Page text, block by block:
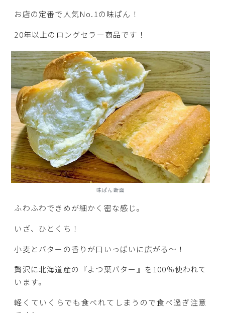
お店の定番で人気No.1の味ぱん！
20年以上のロングセラー商品です！
味ぱん断面
ふわふわできめが細かく密な感じ。
いざ、ひとくち！
小麦とバターの香りが口いっぱいに広がる～！
贅沢に北海道産の『よつ葉バター』を100％使われて
います。
軽くていくらでも食べれてしまうので食べ過ぎ注意